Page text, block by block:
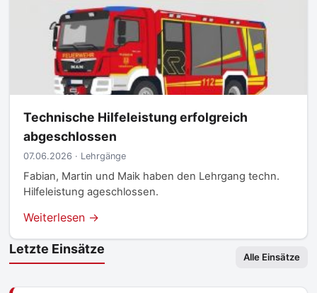
Technische Hilfeleistung erfolgreich
abgeschlossen
07.06.2026 · Lehrgänge
Fabian, Martin und Maik haben den Lehrgang techn.
Hilfeleistung ageschlossen.
Weiterlesen →
Letzte Einsätze
Alle Einsätze